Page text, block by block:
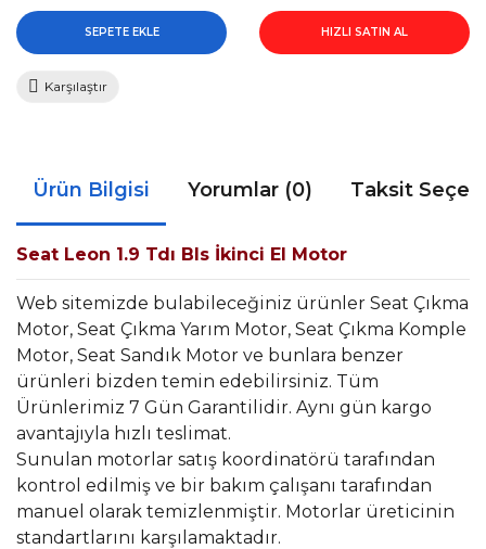
SEPETE EKLE HIZLI SATIN AL
Karşılaştır
Ürün Bilgisi Yorumlar (0) Taksit
Seat Leon 1.9 Tdı Bls İkinci El Motor
Web sitemizde bulabileceğiniz ürünler Seat Çıkma
Motor, Seat Çıkma Yarım Motor, Seat Çıkma Komple
Motor, Seat Sandık Motor ve bunlara benzer
ürünleri bizden temin edebilirsiniz. Tüm
Ürünlerimiz 7 Gün Garantilidir. Aynı gün kargo
avantajıyla hızlı teslimat.
Sunulan motorlar satış koordinatörü tarafından
kontrol edilmiş ve bir bakım çalışanı tarafından
manuel olarak temizlenmiştir. Motorlar üreticinin
standartlarını karşılamaktadır.